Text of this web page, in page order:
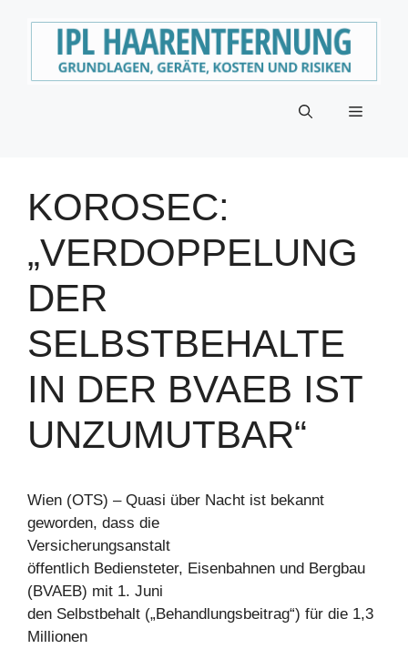
Menü
KOROSEC:
„VERDOPPELUNG
DER
SELBSTBEHALTE
IN DER BVAEB IST
UNZUMUTBAR“
Wien (OTS) – Quasi über Nacht ist bekannt
geworden, dass die
Versicherungsanstalt
öffentlich Bediensteter, Eisenbahnen und Bergbau
(BVAEB) mit 1. Juni
den Selbstbehalt („Behandlungsbeitrag“) für die 1,3
Millionen